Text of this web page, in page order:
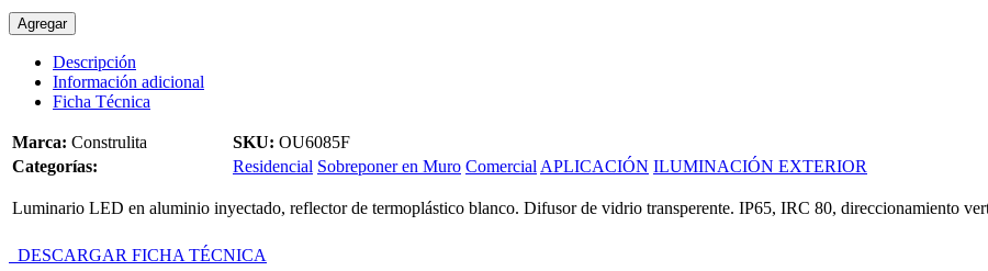
Agregar
Descripción
Información adicional
Ficha Técnica
Marca: Construlita SKU: OU6085F
Categorías:
Residencial Sobreponer en Muro ComercialAPLICACIÓN ILUMINACIÓN EXTERIOR
Luminario LED en aluminio inyectado, reflector de termoplástico blanco. Difusor de vidrio transperente. IP65, IRC 80, direccionamiento
DESCARGAR FICHA TÉCNICA